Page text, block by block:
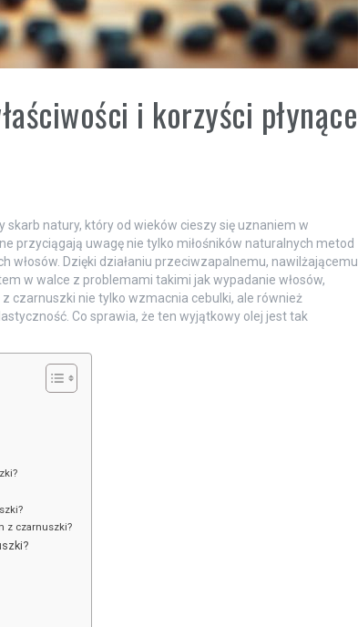
i korzyści płynące
natury, który od wieków cieszy się uznaniem w
przyciągają uwagę nie tylko miłośników naturalnych metod
włosów. Dzięki działaniu przeciwzapalnemu, nawilżającemu
w walce z problemami takimi jak wypadanie włosów,
czarnuszki nie tylko wzmacnia cebulki, ale również
Co sprawia, że ten wyjątkowy olej jest tak
z czarnuszki?